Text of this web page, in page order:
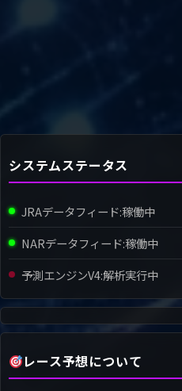
システムステータス
JRAデータフィード:稼働中
NARデータフィード:稼働中
予測エンジンV4:解析実行中
レース予想について